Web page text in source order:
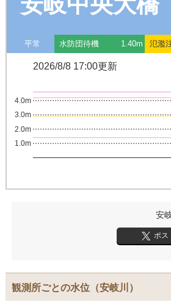
平常 水防団待機 1.40m 氾濫
2026/8/8 17:00更新
1.0m
2.0m
3.0m
4.0m
安
ポス
観測所ごとの水位 （安岐川）